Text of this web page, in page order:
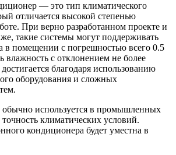
— это тип климатического
отличается высокой степенью
При верно разработанном проекте и
такие системы могут поддерживать
в помещении с погрешностью всего 0.5
влажность с отклонением не более
благодаря использованию
оборудования и сложных
обычно используется в промышленных
климатических условий.
кондиционера будет уместна в